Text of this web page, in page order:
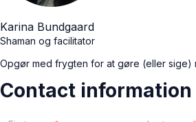
Karina Bundgaard
Shaman og facilitator
Opgør med frygten for at gøre (eller sige)
Contact information